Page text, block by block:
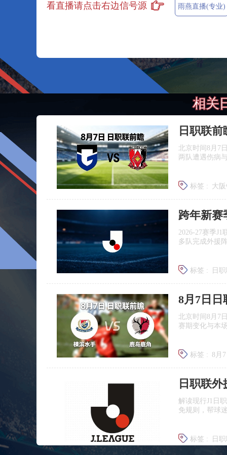
看直播请点击右边信号源 雨燕直播(专业)
相关
北京时间8月7
两队遭遇伤病
标签 : 大
浦和红钻
跨年新赛
2026‑27赛季
多队完成外援
标签 :
日
广岛三箭
8月7日日
北京时间8月7
赛期变化与本
标签 : 8月
日职联前
日职联
解读现行J1日
免规则，帮球
标签 :
日